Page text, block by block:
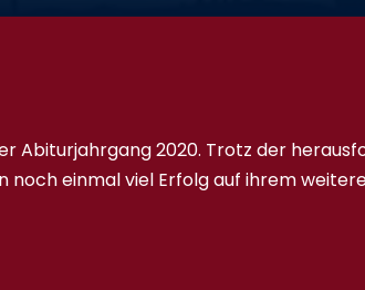
Abiturjahrgang 2020. Trotz der
einmal viel Erfolg auf ihrem